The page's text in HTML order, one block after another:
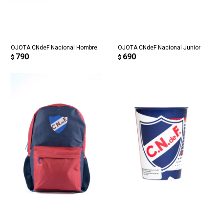
OJOTA CNdeF Nacional Hombre
$ 790
OJOTA CNdeF Nacional Junior
$ 690